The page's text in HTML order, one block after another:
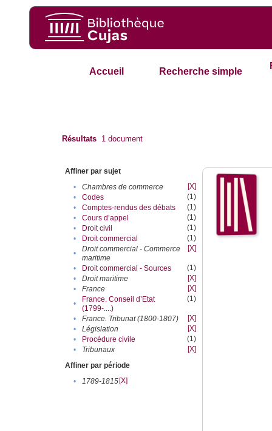
Accueil Recherche simple
Résultats 1 document
Affiner par sujet
•
Chambres de commerce
[X]
•
Codes
(1)
•
Comptes-rendus des débats
(1)
•
Cours d’appel
(1)
•
Droit civil
(1)
•
Droit commercial
(1)
•
Droit commercial - Commerce
maritime
[X]
• Droit commercial - Sources
(1)
•
Droit maritime
[X]
•
France
[X]
•
France. Conseil d’Etat
(1799-....)
(1)
• France. Tribunat (1800-1807)
[X]
•
Législation
[X]
•
Procédure civile
(1)
•
Tribunaux
[X]
Affiner par période
•
1789-1815[X]